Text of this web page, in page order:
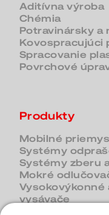
Aditívna výroba
Chémia
Potravinársky a
Kovospracujúci
Spracovanie
Povrchové
Produkty
Mobilné
Systémy
Systémy zberu
Mokré
Vysokovýkonné
vysávače